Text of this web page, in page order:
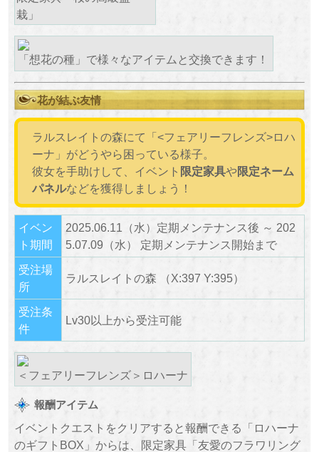
栽」
「想花の種」で様々なアイテムと交換できます！
花が結ぶ友情
ラルスレイトの森にて「<フェアリーフレンズ>ロハ
ーナ」がどうやら困っている様子。
彼女を手助けして、イベント 限定家具や限定ネーム
パネルなどを獲得しましょう！
イベン
ト期間
2025.06.11（水）定期メンテナンス後 ～ 202
5.07.09（水） 定期メンテナンス開始まで
受注場
所
ラルスレイトの森 （X:397 Y:395）
受注条
件
Lv30以上から受注可能
＜フェアリーフレンズ＞ロハーナ
報酬アイテム
イベントクエストをクリアすると報酬できる「ロハーナ
のギフトBOX」からは、限定家具「友愛のフラワリング